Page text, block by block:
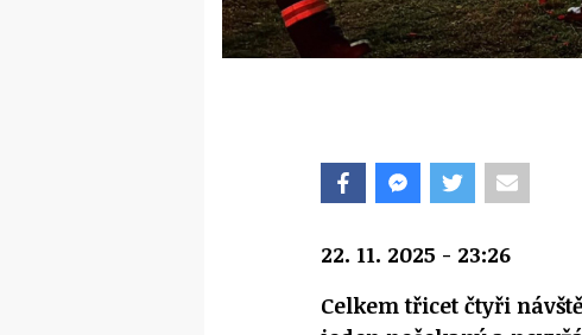
22. 11. 2025 - 23:26
Celkem třicet čtyři